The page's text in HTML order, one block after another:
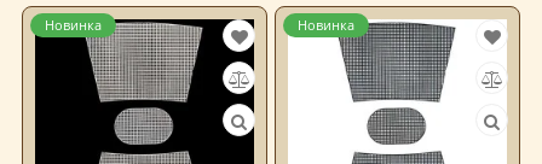
Новинка Новинка